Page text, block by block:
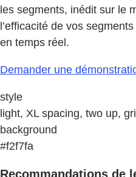
les segments, inédit sur le
l’efficacité de vos
en temps réel.
Demander une
style
light, XL spacing, two up,
background
#f2f7fa
Recommandations de